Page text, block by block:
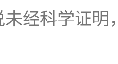
经科学证明